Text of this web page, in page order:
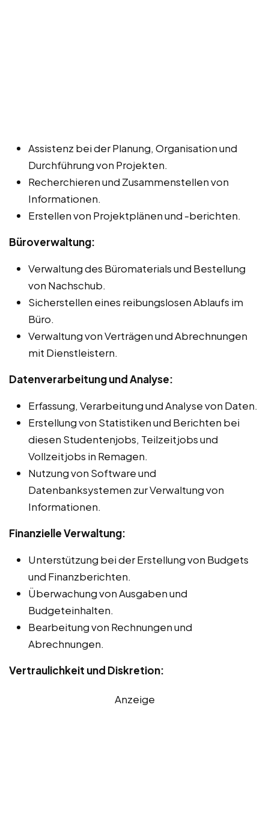
Assistenz bei der Planung, Organisation und
Durchführung von Projekten.
Recherchieren und Zusammenstellen von
Informationen.
Erstellen von Projektplänen und -berichten.
Büroverwaltung:
Verwaltung des Büromaterials und Bestellung
von Nachschub.
Sicherstellen eines reibungslosen Ablaufs im
Büro.
Verwaltung von Verträgen und Abrechnungen
mit Dienstleistern.
Datenverarbeitung und Analyse:
Erfassung, Verarbeitung und Analyse von Daten.
Erstellung von Statistiken und Berichten bei
diesen Studentenjobs, Teilzeitjobs und
Vollzeitjobs in Remagen.
Nutzung von Software und
Datenbanksystemen zur Verwaltung von
Informationen.
Finanzielle Verwaltung:
Unterstützung bei der Erstellung von Budgets
und Finanzberichten.
Überwachung von Ausgaben und
Budgeteinhalten.
Bearbeitung von Rechnungen und
Abrechnungen.
Vertraulichkeit und Diskretion:
Anzeige